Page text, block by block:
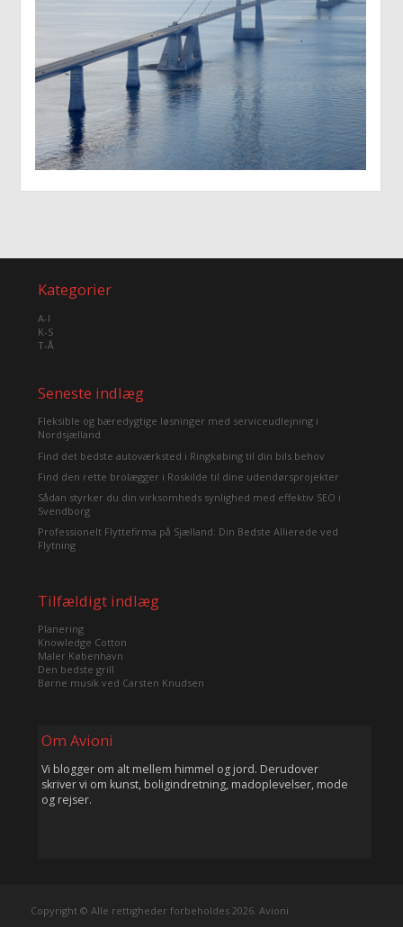
Kategorier
A-I
K-S
T-Å
Seneste indlæg
Fleksible og bæredygtige løsninger med serviceudlejning i
Nordsjælland
Find det bedste autoværksted i Ringkøbing til din bils behov
Find den rette brolægger i Roskilde til dine udendørsprojekter
Sådan styrker du din virksomheds synlighed med effektiv SEO i
Svendborg
Professionelt Flyttefirma på Sjælland: Din Bedste Allierede ved
Flytning
Tilfældigt indlæg
Planering
Knowledge Cotton
Maler København
Den bedste grill
Børne musik ved Carsten Knudsen
Om Avioni
Vi blogger om alt mellem himmel og jord. Derudover
skriver vi om kunst, boligindretning, madoplevelser, mode
og rejser.
Copyright © Alle rettigheder forbeholdes 2026. Avioni